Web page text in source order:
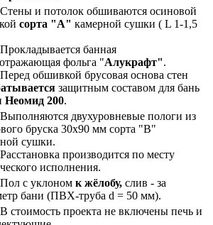
и потолок обшиваются осиновой
сорта "А" камерной сушки ( L 1-1,5
банная
фольга "Алукрафт".
обшивкой брусовая основа стен
защитным составом для бань
Неомид 200.
двухуровневые пологи из
бруска 30х90 мм сорта "В"
сушки.
производится по месту
исполнения.
с уклоном к жёлобу, слив - за
бани (ПВХ-труба d = 50 мм).
стоимость проекта не включены печь и